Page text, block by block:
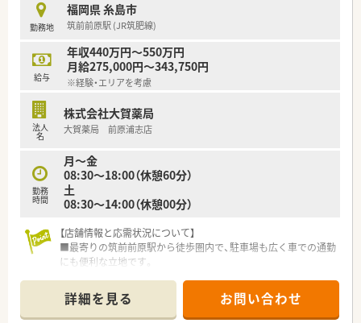
勤務地
福岡県 糸島市
筑前前原駅 (JR筑肥線)
給与
年収440万円～550万円
月給275,000円～343,750円
※経験・エリアを考慮
法人
名
株式会社大賀薬局
大賀薬局 前原浦志店
勤務
時間
月～金
08:30～18:00（休憩60分）
土
08:30～14:00（休憩00分）
【店舗情報と応需状況について】
■最寄りの筑前前原駅から徒歩圏内で、駐車場も広く車での通勤
にも便利な立地です。
在宅医療を担っています。
■常勤薬剤師6名と事務スタッフ3名という手厚い人員体制で、
業務に取り組んでいます。
詳細を見る お問い合わせ